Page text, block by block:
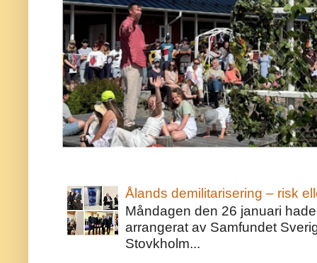
Ålands demilitarisering – risk
Måndagen den 26 januari
arrangerat av Samfundet
Stovkholm...